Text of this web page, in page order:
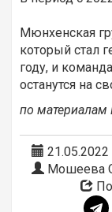
Мюнхенская
который стал
году, и
останутся на
по материалам
21.05.2022
Мошеева